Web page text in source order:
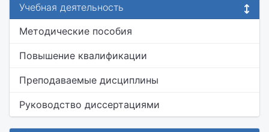
Учебная деятельность
Методические пособия
Повышение квалификации
Преподаваемые дисциплины
Руководство диссертациями